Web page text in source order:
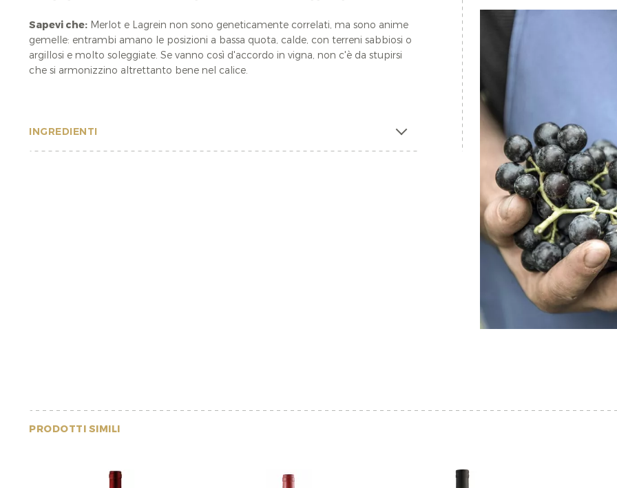
Sapevi che: Merlot e Lagrein non sono geneticamente correlati, ma sono anime
gemelle: entrambi amano le posizioni a bassa quota, calde, con terreni sabbiosi o
argillosi e molto soleggiate. Se vanno così d'accordo in vigna, non c'è da stupirsi
che si armonizzino altrettanto bene nel calice.
INGREDIENTI
PRODOTTI SIMILI